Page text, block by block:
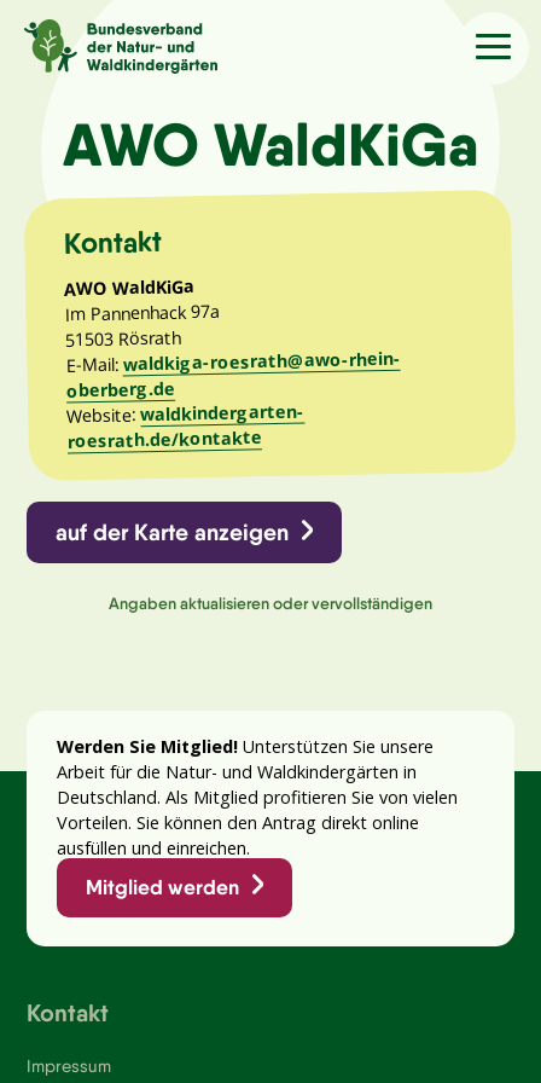
Sprache/Language
Aktuelles
Über uns
Kindergärten
Angebote
Kontakt
AWO WaldKiGa
Kontakt
AWO WaldKiGa
Im Pannenhack 97a
51503 Rösrath
E-Mail:waldkiga-roesrath@awo-rhein-
oberberg.de
Website:waldkindergarten-
roesrath.de/kontakte
auf der Karte anzeigen
Angaben aktualisieren oder vervollständigen
Werden Sie Mitglied!Unterstützen Sie unsere
Arbeit für die Natur- und Waldkindergärten in
Deutschland. Als Mitglied profitieren Sie von vielen
Vorteilen. Sie können den Antrag direkt online
ausfüllen und einreichen.
Mitglied werden
Kontakt
Impressum